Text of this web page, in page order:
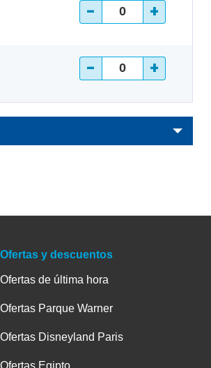
- +
- +
Ofertas y descuentos
Ofertas de última hora
Ofertas Parque Warner
Ofertas Disneyland Paris
Ofertas Egipto